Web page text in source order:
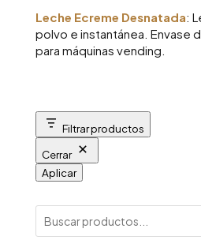
Leche Ecreme Desnatada:
polvo e instantánea. Envase
para máquinas vending.
Filtrar productos
Cerrar
Aplicar